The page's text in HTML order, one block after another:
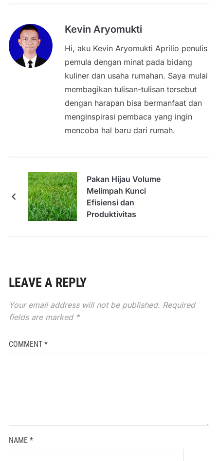
Kevin Aryomukti
Hi, aku Kevin Aryomukti Aprilio penulis
pemula dengan minat pada bidang
kuliner dan usaha rumahan. Saya mulai
membagikan tulisan-tulisan tersebut
dengan harapan bisa bermanfaat dan
menginspirasi pembaca yang ingin
mencoba hal baru dari rumah.
Pakan Hijau Volume
Melimpah Kunci
Efisiensi dan
Produktivitas
LEAVE A REPLY
Your email address will not be published. Required
fields are marked *
COMMENT *
NAME *